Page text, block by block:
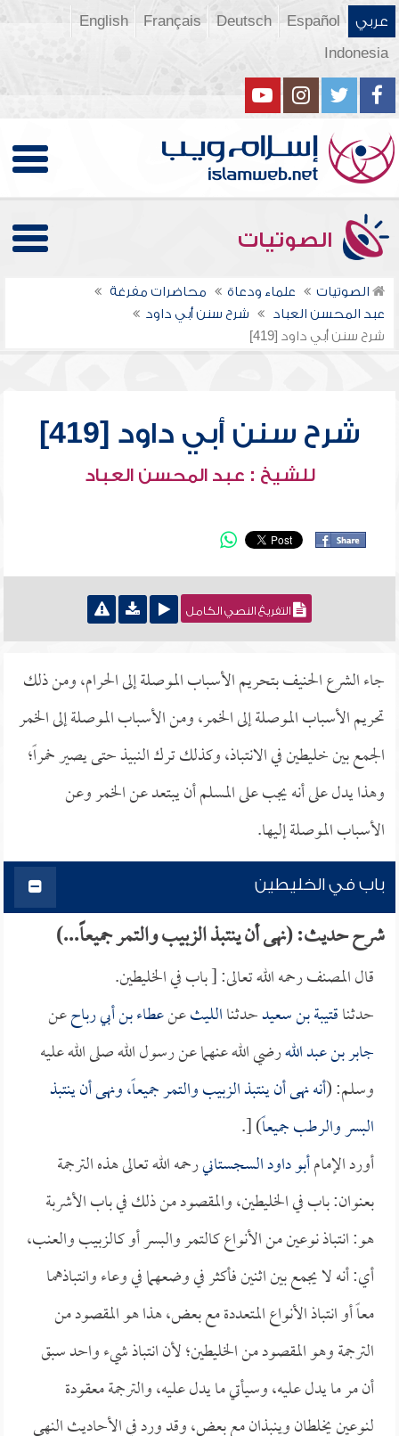
عربي Español
Deutsch
Français
English
Indonesia
الصوتيات
الصوتيات علماء ودعاة
محاضرات مفرغة
عبد المحسن العباد
شرح سنن أبي داود
شرح سنن أبي داود [419]
شرح سنن أبي داود [419]
للشيخ : عبد المحسن العباد
التفريغ النصي الكامل
جاء الشرع الحنيف بتحريم الأسباب الموصلة إلى الحرام، ومن ذلك
تحريم الأسباب الموصلة إلى الخمر، ومن الأسباب الموصلة إلى الخمر
الجمع بين خليطين في الانتباذ، وكذلك ترك النبيذ حتى يصير خمراً؛
وهذا يدل على أنه يجب على المسلم أن يبتعد عن الخمر وعن
الأسباب الموصلة إليها.
باب في الخليطين
شرح حديث: (نهى أن ينتبذ الزبيب والتمر جميعاً...)
قال المصنف رحمه الله تعالى: [ باب في الخليطين.
حدثناقتيبة بن سعيدحدثناالليثعنعطاء بن أبي رباحعن
جابر بن عبد اللهرضي الله عنهما عن رسول الله صلى الله عليه
وسلم: (أنه نهى أن ينتبذ الزبيب والتمر جميعاً، ونهى أن ينتبذ
البسر والرطب جميعاً) [.
أورد الإمامأبو داود السجستانيرحمه الله تعالى هذه الترجمة
بعنوان: باب في الخليطين، والمقصود من ذلك في باب الأشربة
هو: انتباذ نوعين من الأنواع كالتمر والبسر أو كالزبيب والعنب،
أي: أنه لا يجمع بين اثنين فأكثر في وضعهما في وعاء وانتباذهما
معاً أو انتباذ الأنواع المتعددة مع بعض، هذا هو المقصود من
الترجمة وهو المقصود من الخليطين؛ لأن انتباذ شيء واحد سبق
أن مر ما يدل عليه، وسيأتي ما يدل عليه، والترجمة معقودة
لنوعين يخلطان وينبذان مع بعض، وقد ورد في الأحاديث النهي